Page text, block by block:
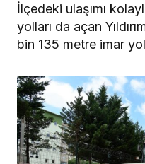
İlçedeki ulaşımı
yolları da açan
bin 135 metre imar